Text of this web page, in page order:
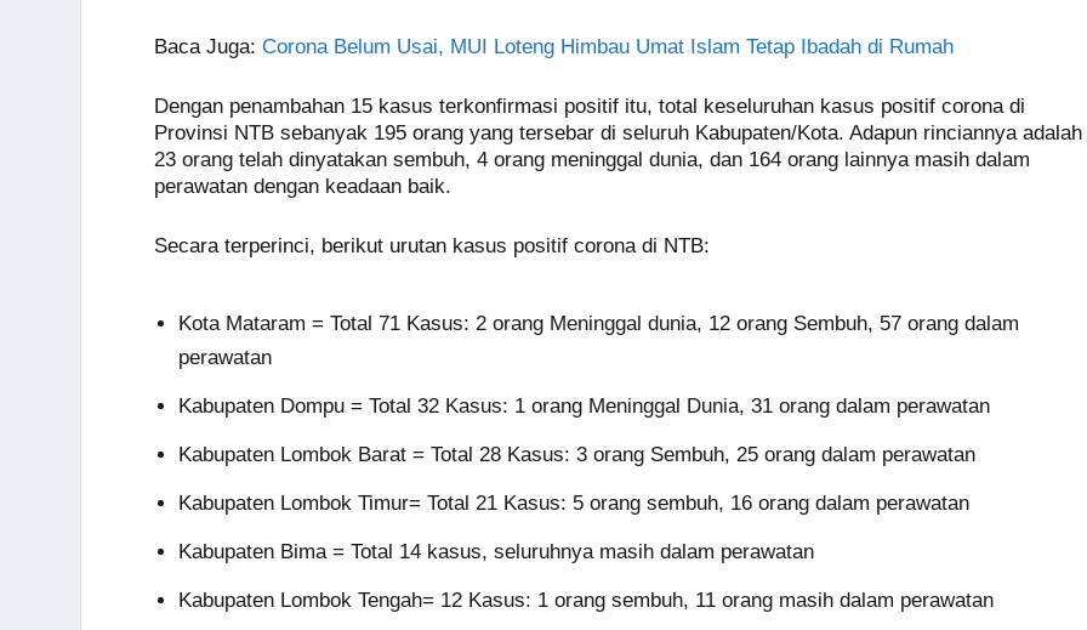
Baca Juga: Corona Belum Usai, MUI Loteng Himbau Umat Islam Tetap Ibadah di Rumah
Dengan penambahan 15 kasus terkonfirmasi positif itu, total keseluruhan kasus positif corona di
Provinsi NTB sebanyak 195 orang yang tersebar di seluruh Kabupaten/Kota. Adapun rinciannya adalah
23 orang telah dinyatakan sembuh, 4 orang meninggal dunia, dan 164 orang lainnya masih dalam
perawatan dengan keadaan baik.
Secara terperinci, berikut urutan kasus positif corona di NTB:
Kota Mataram = Total 71 Kasus: 2 orang Meninggal dunia, 12 orang Sembuh, 57 orang dalam
perawatan
Kabupaten Dompu = Total 32 Kasus: 1 orang Meninggal Dunia, 31 orang dalam perawatan
Kabupaten Lombok Barat = Total 28 Kasus: 3 orang Sembuh, 25 orang dalam perawatan
Kabupaten Lombok Timur= Total 21 Kasus: 5 orang sembuh, 16 orang dalam perawatan
Kabupaten Bima = Total 14 kasus, seluruhnya masih dalam perawatan
Kabupaten Lombok Tengah= 12 Kasus: 1 orang sembuh, 11 orang masih dalam perawatan